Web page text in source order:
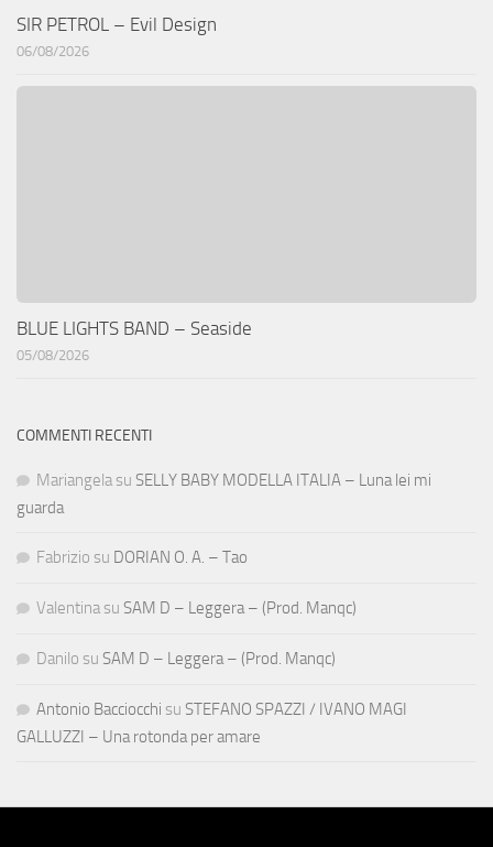
SIR PETROL – Evil Design
06/08/2026
BLUE LIGHTS BAND – Seaside
05/08/2026
COMMENTI RECENTI
Mariangela su SELLY BABY MODELLA ITALIA – Luna lei mi
guarda
Fabrizio su DORIAN O. A. – Tao
Valentina su SAM D – Leggera – (Prod. Manqc)
Danilo su SAM D – Leggera – (Prod. Manqc)
Antonio Bacciocchi su STEFANO SPAZZI / IVANO MAGI
GALLUZZI – Una rotonda per amare